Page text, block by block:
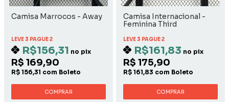
Camisa Marrocos - Away
LEVE 3 PAGUE 2
R$156,31 no pix
R$ 169,90
R$ 156,31 com Boleto
COMPRAR
Camisa Internacional -
Feminina Third
LEVE 3 PAGUE 2
R$161,83 no pix
R$ 175,90
R$ 161,83 com Boleto
COMPRAR